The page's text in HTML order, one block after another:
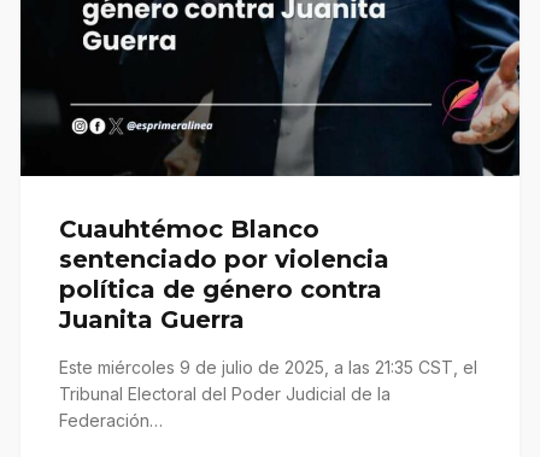
Cuauhtémoc Blanco
sentenciado por violencia
política de género contra
Juanita Guerra
Este miércoles 9 de julio de 2025, a las 21:35 CST, el
Tribunal Electoral del Poder Judicial de la
Federación…